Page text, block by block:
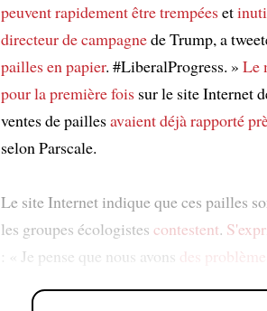
peuvent rapidement être trempéeset
directeur de campagnede Trump, a
pailles en papier. #LiberalProgress. » Le
pour la première fois sur le site Internet
ventes de paillesavaient déjà rapporté
selon Parscale.
Le site Internet indique que ces pailles
les groupes écologistes contestent.
: « Je pense que nous avons des problèmes